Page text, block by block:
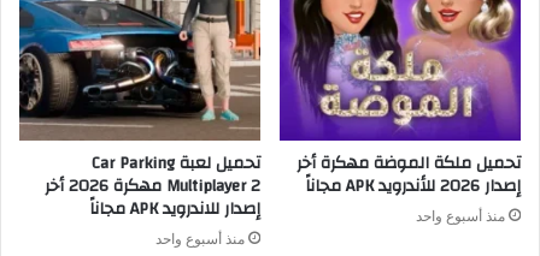
تحميل ملكة الموضة مهكرة أخر
إصدار 2026 للأندرويد APK مجاناً
منذ أسبوع واحد
تحميل لعبة Car Parking
Multiplayer 2 مهكرة 2026 أخر
إصدار للاندرويد APK مجاناً
منذ أسبوع واحد